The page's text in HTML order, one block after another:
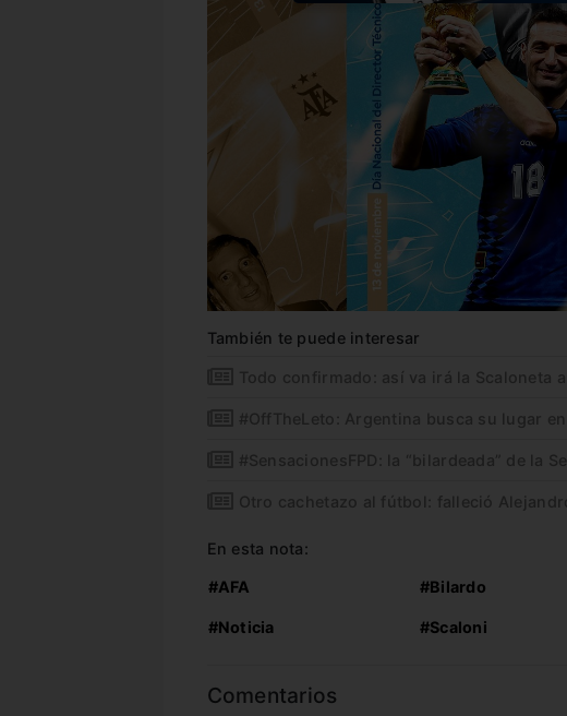
También te puede interesar
Todo confirmado: así va irá la Scaloneta
#OffTheLeto: Argentina busca su lugar
#SensacionesFPD: la “bilardeada” de la
Otro cachetazo al fútbol: falleció
En esta nota:
#AFA #Bilardo
#Noticia #Scaloni
Comentarios